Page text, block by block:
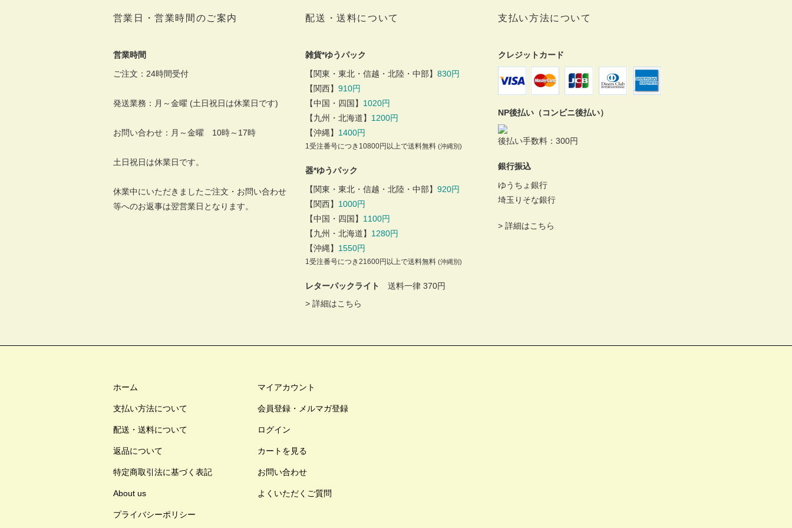
営業日・営業時間のご案内
営業時間
ご注文：24時間受付
発送業務：月～金曜 (土日祝日は休業日です)
お問い合わせ：月～金曜 10時～17時
土日祝日は休業日です。
休業中にいただきましたご注文・お問い合わせ
等へのお返事は翌営業日となります。
配送・送料について
雑貨*ゆうパック
【関東・東北・信越・北陸・中部】830円
【関西】910円
【中国・四国】 1020円
【九州・北海道】 1200円
【沖縄】 1400円
1受注番号につき10800円以上で送料無料 (沖縄別)
器*ゆうパック
【関東・東北・信越・北陸・中部】920円
【関西】 1000円
【中国・四国】 1100円
【九州・北海道】 1280円
【沖縄】 1550円
1受注番号につき21600円以上で送料無料 (沖縄別)
レターパックライト送料一律 370円
>詳細はこちら
支払い方法について
クレジットカード
NP後払い（コンビニ後払い）
後払い手数料：300円
銀行振込
ゆうちょ銀行
埼玉りそな銀行
>詳細はこちら
ホーム
支払い方法について
配送・送料について
返品について
特定商取引法に基づく表記
About us
プライバシーポリシー
マイアカウント
会員登録・メルマガ登録
ログイン
カートを見る
お問い合わせ
よくいただくご質問